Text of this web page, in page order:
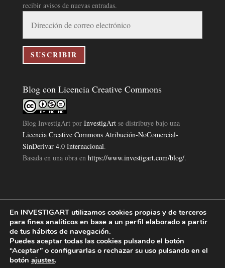
recibir avisos de nuevas entradas.
correo
electrónico
SUSCRIBIR
Blog con Licencia Creative Commons
Blog InvestigArtpor InvestigArtse distribuye bajo una
Licencia Creative Commons Atribución-NoComercial-
SinDerivar 4.0 Internacional.
Basada en una obra en https://www.investigart.com/blog/.
Política de Privacidad|Aviso Legal|Política de Cookies|
Investigart Copyright © 2019. |
En INVESTIGART utilizamos cookies propias y de terceros
para fines analíticos en base a un perfil elaborado a partir
de tus hábitos de navegación.
Puedes aceptar todas las cookies pulsando el botón
“Aceptar” o configurarlas o rechazar su uso pulsando en el
botón ajustes.